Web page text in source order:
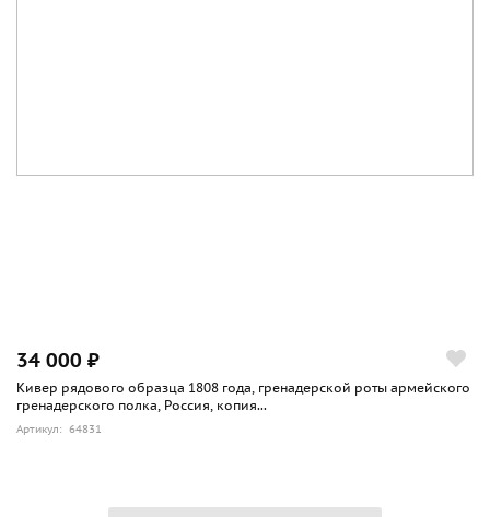
34 000 ₽
Кивер рядового образца 1808 года, гренадерской роты армейского
гренадерского полка, Россия, копия...
Артикул: 64831